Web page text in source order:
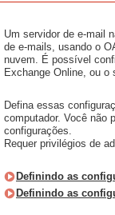
Um servidor de e-mail
de e-mails, usando o
nuvem. É possível
Exchange Online, ou o
Defina essas
computador. Você não
configurações.
Requer privilégios de
Definindo as
Definindo as